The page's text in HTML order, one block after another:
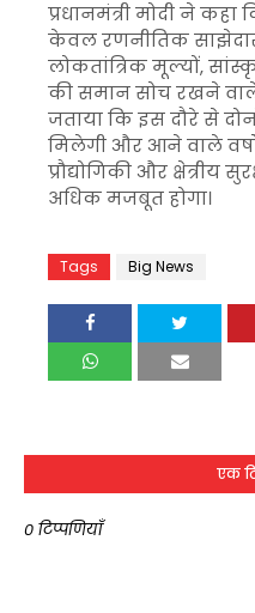
प्रधानमंत्री मोदी ने
केवल रणनीतिक
लोकतांत्रिक मूल्यों,
की समान सोच रखने वाले
जताया कि इस दौरे से
मिलेगी और आने वाले वर्षों
प्रौद्योगिकी और क्षेत्रीय
अधिक मजबूत होगा।
Tags Big News
एक
0 टिप्पणियाँ